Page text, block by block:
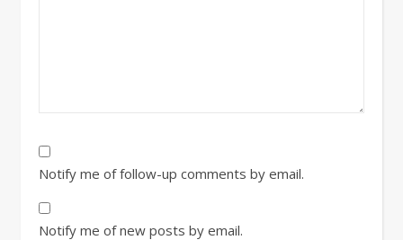
Notify me of follow-up comments by email.
Notify me of new posts by email.